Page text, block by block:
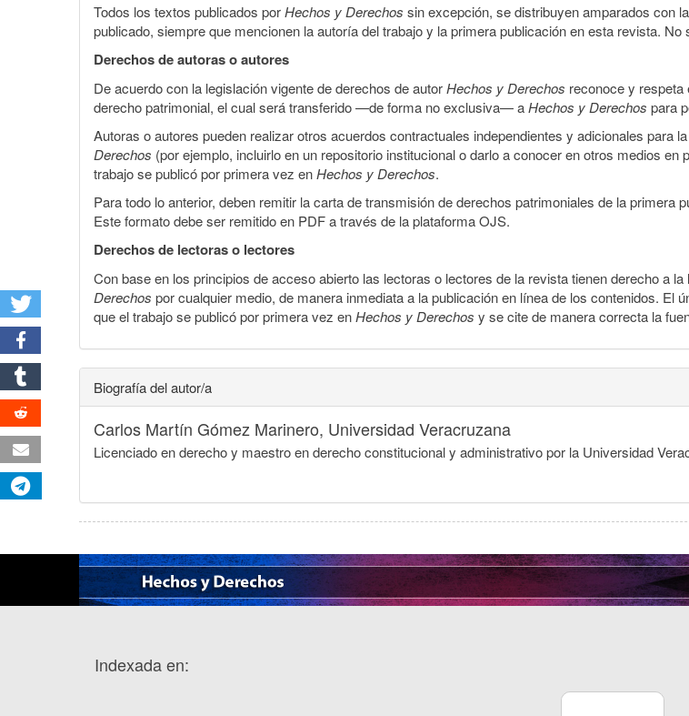
Todos los textos publicados porHechos y Derechos sin excepción, se distribuyen amparados con
publicado, siempre que mencionen la autoría del trabajo y la primera publicación en esta revista.
Derechos de autoras o autores
De acuerdo con la legislación vigente de derechos de autorHechos y Derechos reconoce y respeta
derecho patrimonial, el cual será transferido —de forma no exclusiva— aHechos y Derechos para
Autoras o autores pueden realizar otros acuerdos contractuales independientes y adicionales para
Derechos (por ejemplo, incluirlo en un repositorio institucional o darlo a conocer en otros medios
trabajo se publicó por primera vez enHechos y Derechos.
Para todo lo anterior, deben remitir la carta de transmisión de derechos patrimoniales de la
Este formato debe ser remitido en PDF a través de la plataforma OJS.
Derechos de lectoras o lectores
Con base en los principios de acceso abierto las lectoras o lectores de la revista tienen derecho a
Derechos por cualquier medio, de manera inmediata a la publicación en línea de los contenidos.
que el trabajo se publicó por primera vez enHechos y Derechos y se cite de manera correcta la
Biografía del autor/a
Carlos Martín Gómez Marinero, Universidad Veracruzana
Licenciado en derecho y maestro en derecho constitucional y administrativo por la Universidad
Indexada en: